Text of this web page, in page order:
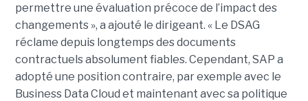
permettre une évaluation précoce de l’impact des
changements », a ajouté le dirigeant. « Le DSAG
réclame depuis longtemps des documents
contractuels absolument fiables. Cependant, SAP a
adopté une position contraire, par exemple avec le
Business Data Cloud et maintenant avec sa politique